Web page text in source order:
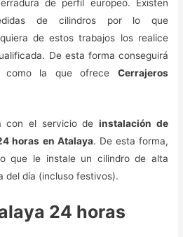
de perfil europeo. Existen
de cilindros por lo que
de estos trabajos los realice
De esta forma conseguirá
como la que ofrece Cerrajeros
con el servicio deinstalación de
horas en Atalaya. De esta forma,
que le instale un cilindro de alta
del día (incluso festivos).
24 horas